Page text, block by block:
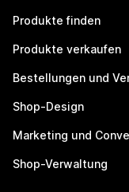
Produkte finden
Produkte verkaufen
Bestellungen und
Shop-Design
Marketing und
Shop-Verwaltung